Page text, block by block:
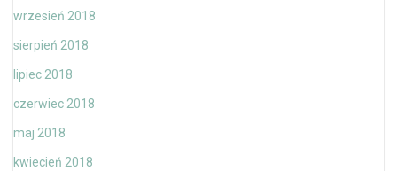
wrzesień 2018
sierpień 2018
lipiec 2018
czerwiec 2018
maj 2018
kwiecień 2018